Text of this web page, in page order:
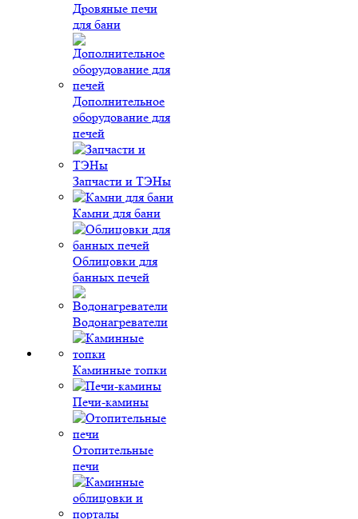
Дровяные печи
для бани
Дополнительное
оборудование для
печей
Запчасти и ТЭНы
Камни для бани
Облицовки для
банных печей
Водонагреватели
Каминные топки
Печи-камины
Отопительные
печи